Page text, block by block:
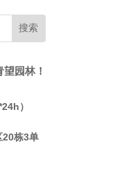
园林！
）
20栋3单